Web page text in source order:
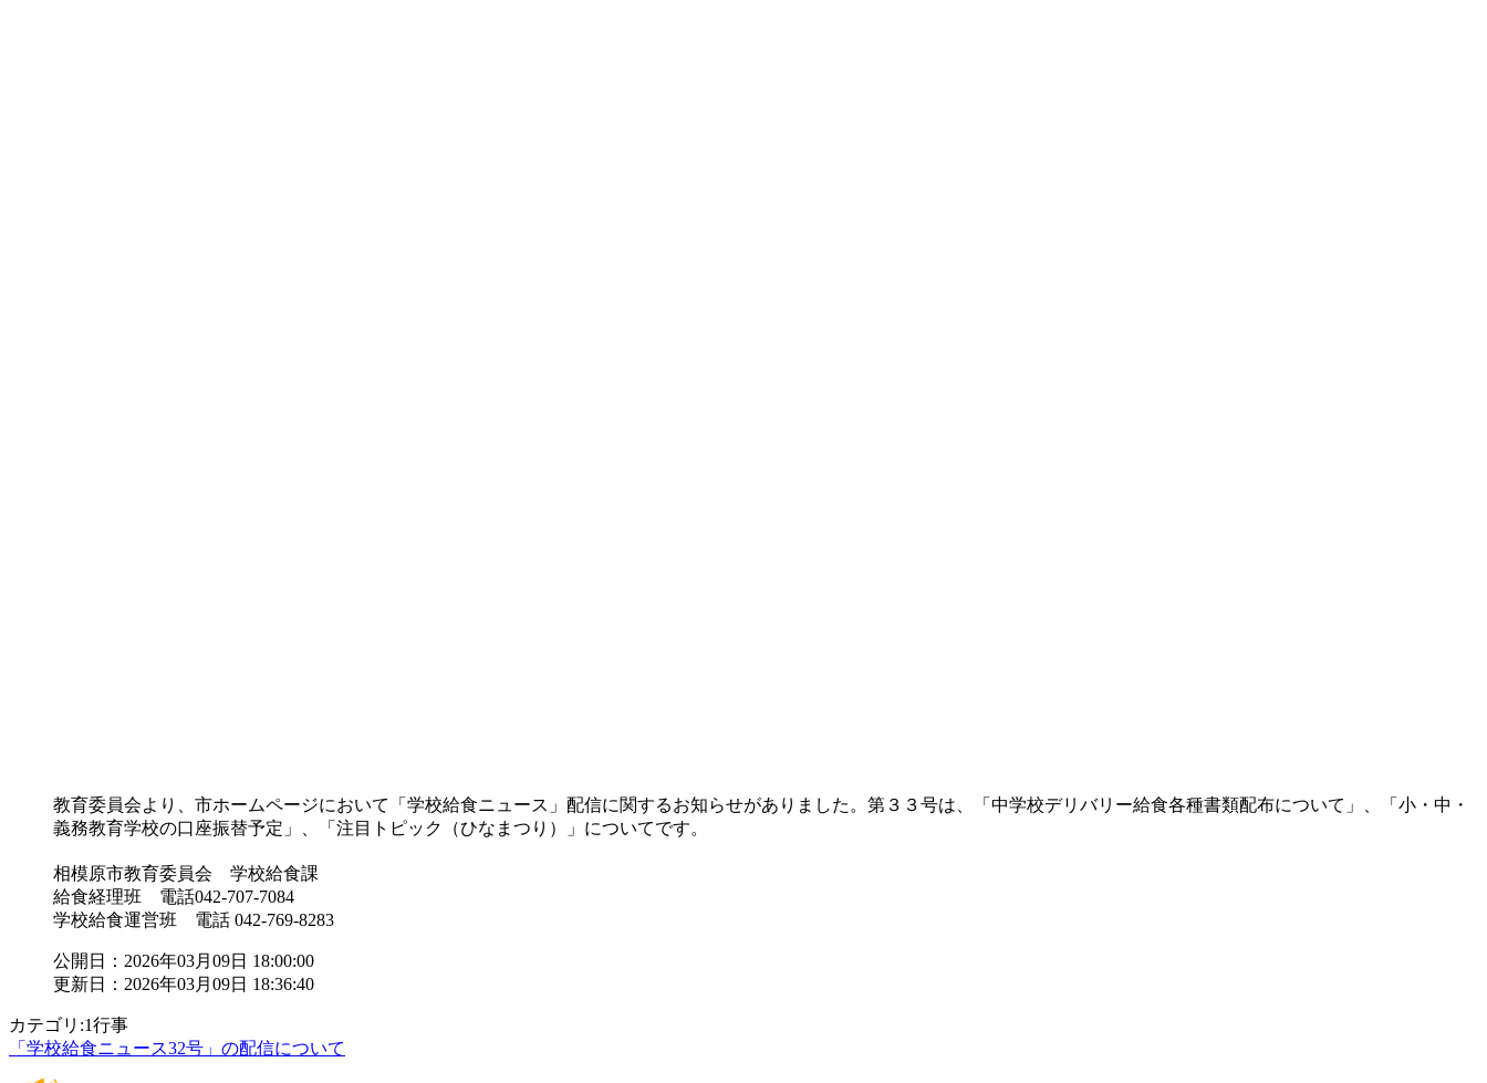
教育委員会より、市ホームページにおいて「学校給食ニュース」配信に関するお知らせがありました。第３３号は、「中学校デリバリー給食各種書類配布について」、「小・中・
義務教育学校の口座振替予定」、「注目トピック（ひなまつり）」についてです。
相模原市教育委員会 学校給食課
給食経理班 電話042-707-7084
学校給食運営班 電話 042-769-8283
公開日：2026年03月09日 18:00:00
更新日：2026年03月09日 18:36:40
カテゴリ:1行事
「学校給食ニュース32号」の配信について